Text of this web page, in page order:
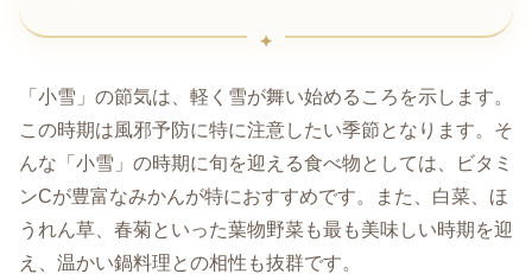
「小雪」の節気は、軽く雪が舞い始めるころを示します。
この時期は風邪予防に特に注意したい季節となります。そ
んな「小雪」の時期に旬を迎える食べ物としては、ビタミ
ンCが豊富なみかんが特におすすめです。また、白菜、ほ
うれん草、春菊といった葉物野菜も最も美味しい時期を迎
え、温かい鍋料理との相性も抜群です。